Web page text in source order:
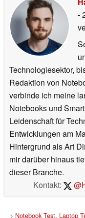
-
Technologiesektor,
Redaktion von
verbinde ich meine
Notebooks und
Leidenschaft für
Entwicklungen am
Hintergrund als Art
mir darüber hinaus
dieser Branche.
Kontakt:
> Notebook Test, Laptop